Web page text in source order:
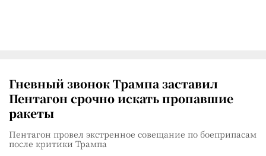
Гневный звонок Трампа заставил
Пентагон срочно искать пропавшие
ракеты
Пентагон провел экстренное совещание по боеприпасам
после критики Трампа